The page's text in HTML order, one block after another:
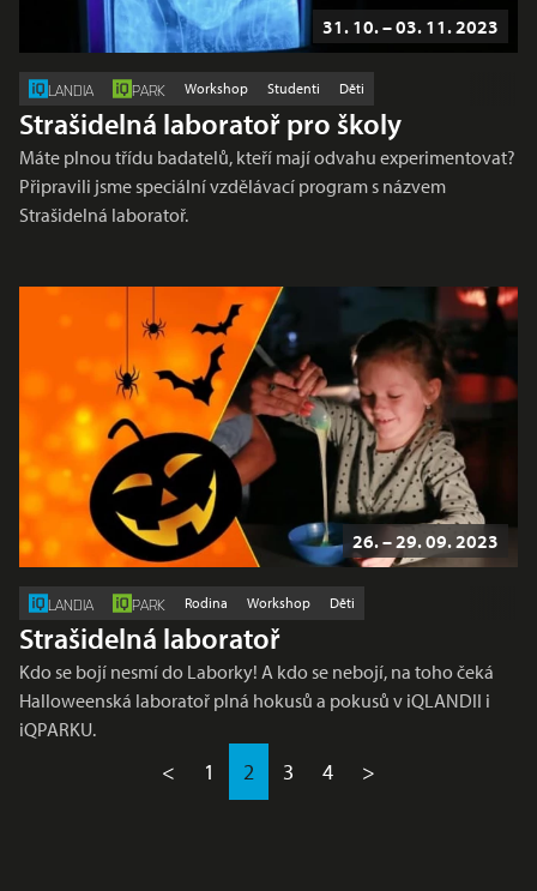
31. 10. – 03. 11. 2023
LANDIA PARK Workshop Studenti Děti
Strašidelná laboratoř pro školy
Máte plnou třídu badatelů, kteří mají odvahu experimentovat?
Připravili jsme speciální vzdělávací program s názvem
Strašidelná laboratoř.
26. – 29. 09. 2023
LANDIA PARK Rodina Workshop Děti
Strašidelná laboratoř
Kdo se bojí nesmí do Laborky! A kdo se nebojí, na toho čeká
Halloweenská laboratoř plná hokusů a pokusů v iQLANDII i
iQPARKU.
< 1 2 3 4 >